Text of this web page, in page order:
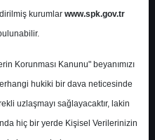
Kasım 2024
kurumlar www.spk.gov.tr
Korunması Kanunu" beyanımızı
hukiki bir dava neticesinde
uzlaşmayı sağlayacaktır, lakin
hiç bir yerde Kişisel Verilerinizin